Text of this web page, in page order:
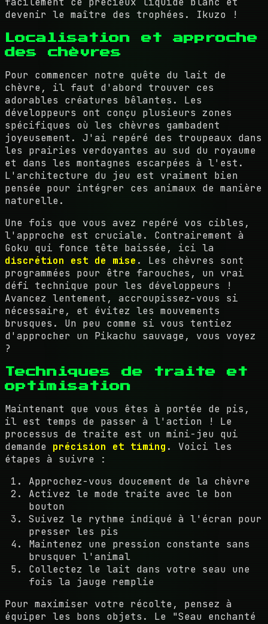
devenir le maître des trophées. Ikuzo !
Localisation et approche
des chèvres
Pour commencer notre quête du lait de
chèvre, il faut d'abord trouver ces
adorables créatures bêlantes. Les
développeurs ont conçu plusieurs zones
spécifiques où les chèvres gambadent
joyeusement. J'ai repéré des troupeaux dans
les prairies verdoyantes au sud du royaume
et dans les montagnes escarpées à l'est.
L'architecture du jeu est vraiment bien
pensée pour intégrer ces animaux de manière
naturelle.
Une fois que vous avez repéré vos cibles,
l'approche est cruciale. Contrairement à
Goku qui fonce tête baissée, ici la
discrétion est de mise . Les chèvres sont
programmées pour être farouches, un vrai
défi technique pour les développeurs !
Avancez lentement, accroupissez-vous si
nécessaire, et évitez les mouvements
brusques. Un peu comme si vous tentiez
d'approcher un Pikachu sauvage, vous voyez
?
Techniques de traite et
optimisation
Maintenant que vous êtes à portée de pis,
il est temps de passer à l'action ! Le
processus de traite est un mini-jeu qui
demande précision et timing . Voici les
étapes à suivre :
Approchez-vous doucement de la chèvre
Activez le mode traite avec le bon
bouton
Suivez le rythme indiqué à l'écran pour
presser les pis
Maintenez une pression constante sans
brusquer l'animal
Collectez le lait dans votre seau une
fois la jauge remplie
Pour maximiser votre récolte, pensez à
équiper les bons objets. Le "Seau enchanté